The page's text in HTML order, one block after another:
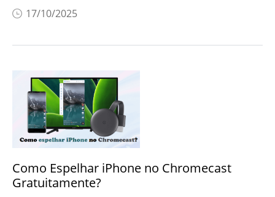
17/10/2025
Como Espelhar iPhone no Chromecast
Gratuitamente?